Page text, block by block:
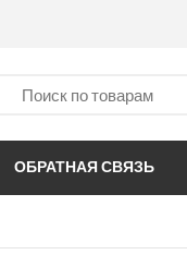
ОБРАТНАЯ СВЯЗЬ